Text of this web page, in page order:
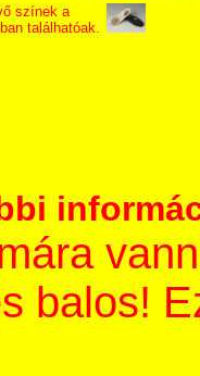
színek a
találhatóak.
balos!